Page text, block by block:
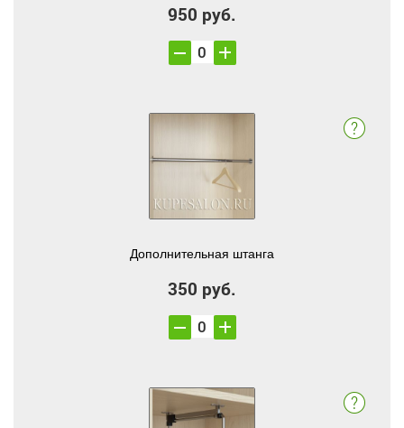
950 руб.
Дополнительная штанга
350 руб.